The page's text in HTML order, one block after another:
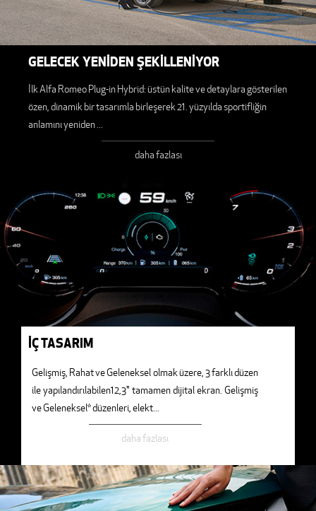
GELECEK YENİDEN ŞEKİLLENİYOR
İlk Alfa Romeo Plug-in Hybrid: üstün kalite ve detaylara gösterilen
özen, dinamik bir tasarımla birleşerek 21. yüzyılda sportifliğin
anlamını yeniden...
daha fazlası
İÇ TASARIM
Gelişmiş, Rahat ve Geleneksel olmak üzere, 3 farklı düzen
ile yapılandırılabilen12,3" tamamen dijital ekran. Gelişmiş
ve Geleneksel* düzenleri, elekt...
daha fazlası